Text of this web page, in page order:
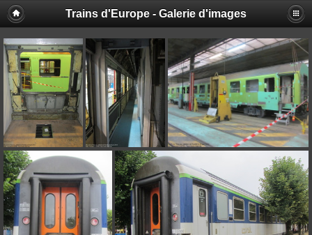
Trains d'Europe - Galerie d'images